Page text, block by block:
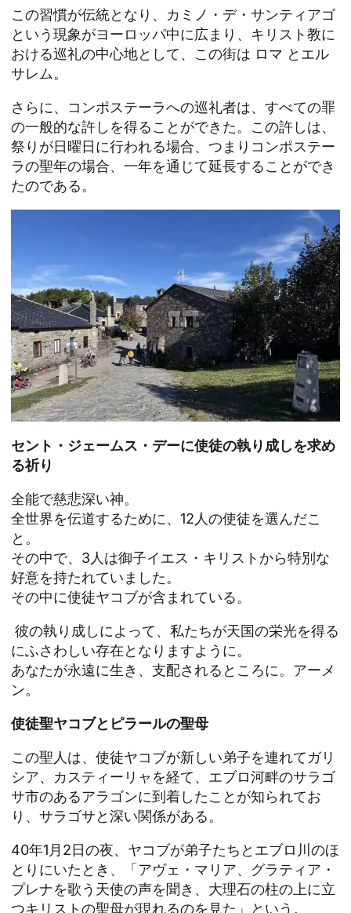
この習慣が伝統となり、カミノ・デ・サンティアゴ
という現象がヨーロッパ中に広まり、キリスト教に
おける巡礼の中心地として、この街は ロマ とエル
サレム。
さらに、コンポステーラへの巡礼者は、すべての罪
の一般的な許しを得ることができた。この許しは、
祭りが日曜日に行われる場合、つまりコンポステー
ラの聖年の場合、一年を通じて延長することができ
たのである。
セント・ジェームス・デーに使徒の執り成しを求め
る祈り
全能で慈悲深い神。
全世界を伝道するために、12人の使徒を選んだこ
と。
その中で、3人は御子イエス・キリストから特別な
好意を持たれていました。
その中に使徒ヤコブが含まれている。
彼の執り成しによって、私たちが天国の栄光を得る
にふさわしい存在となりますように。
あなたが永遠に生き、支配されるところに。アーメ
ン。
使徒聖ヤコブとピラールの聖母
この聖人は、使徒ヤコブが新しい弟子を連れてガリ
シア、カスティーリャを経て、エブロ河畔のサラゴ
サ市のあるアラゴンに到着したことが知られてお
り、サラゴサと深い関係がある。
40年1月2日の夜、ヤコブが弟子たちとエブロ川のほ
とりにいたとき、「アヴェ・マリア、グラティア・
プレナを歌う天使の声を聞き、大理石の柱の上に立
つキリストの聖母が現れるのを見た」という。